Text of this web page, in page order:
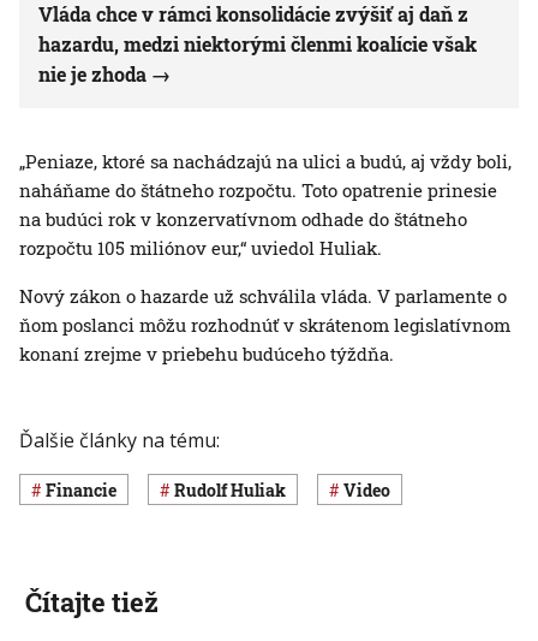
Vláda chce v rámci konsolidácie zvýšiť aj daň z
hazardu, medzi niektorými členmi koalície však
nie je zhoda
„Peniaze, ktoré sa nachádzajú na ulici a budú, aj vždy boli,
naháňame do štátneho rozpočtu. Toto opatrenie prinesie
na budúci rok v konzervatívnom odhade do štátneho
rozpočtu 105 miliónov eur,“ uviedol Huliak.
Nový zákon o hazarde už schválila vláda. V parlamente o
ňom poslanci môžu rozhodnúť v skrátenom legislatívnom
konaní zrejme v priebehu budúceho týždňa.
Ďalšie články na tému:
Financie Rudolf Huliak Video
Čítajte tiež